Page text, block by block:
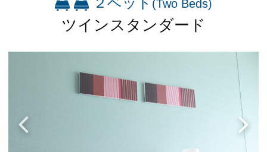
(Two Beds)
ツインスタンダード